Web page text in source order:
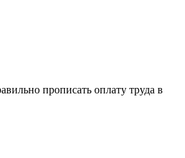
прописать оплату труда в